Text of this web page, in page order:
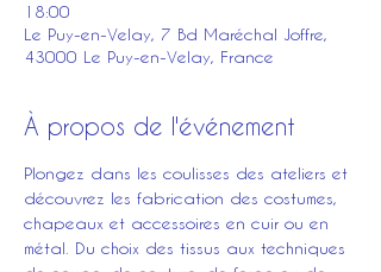
18:00
Le Puy-en-Velay, 7 Bd Maréchal Joffre,
43000 Le Puy-en-Velay, France
À propos de l'événement
Plongez dans les coulisses des ateliers et
découvrez les fabrication des costumes,
chapeaux et accessoires en cuir ou en
métal. Du choix des tissus aux techniques